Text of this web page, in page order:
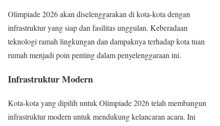
Olimpiade 2026 akan diselenggarakan di kota-kota dengan
infrastruktur yang siap dan fasilitas unggulan. Keberadaan
teknologi ramah lingkungan dan dampaknya terhadap kota tuan
rumah menjadi poin penting dalam penyelenggaraan ini.
Infrastruktur Modern
Kota-kota yang dipilih untuk Olimpiade 2026 telah membangun
infrastruktur modern untuk mendukung kelancaran acara. Ini